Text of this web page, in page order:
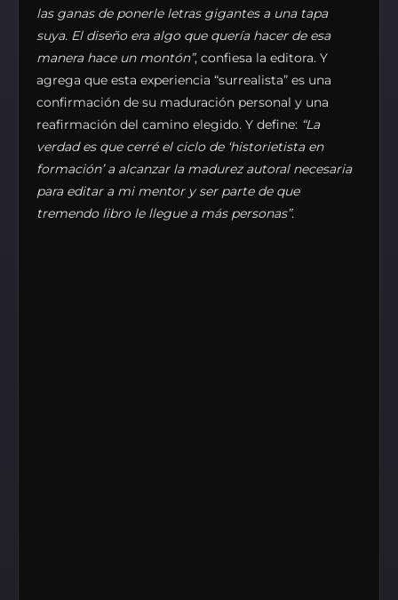
las ganas de ponerle letras gigantes a una tapa
suya. El diseño era algo que quería hacer de esa
manera hace un montón”, confiesa la editora. Y
agrega que esta experiencia “surrealista” es una
confirmación de su maduración personal y una
reafirmación del camino elegido. Y define: “La
verdad es que cerré el ciclo de ‘historietista en
formación’ a alcanzar la madurez autoral necesaria
para editar a mi mentor y ser parte de que
tremendo libro le llegue a más personas”.